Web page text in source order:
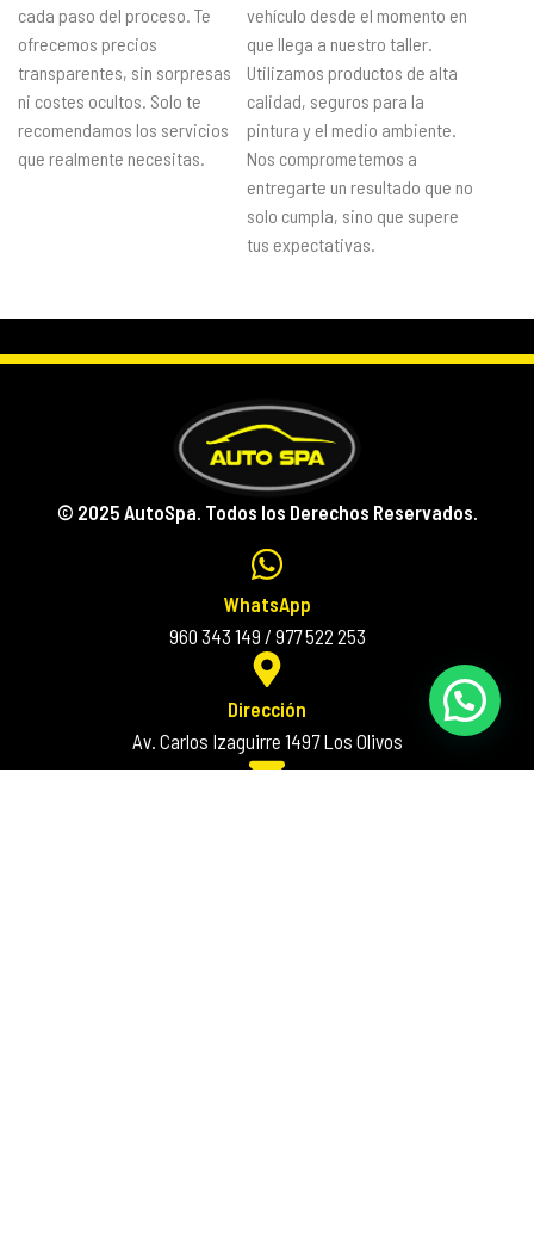
cada paso del proceso. Te
ofrecemos precios
transparentes, sin sorpresas
ni costes ocultos. Solo te
recomendamos los servicios
que realmente necesitas.
vehículo desde el momento en
que llega a nuestro taller.
Utilizamos productos de alta
calidad, seguros para la
pintura y el medio ambiente.
Nos comprometemos a
entregarte un resultado que no
solo cumpla, sino que supere
tus expectativas.
© 2025 AutoSpa. Todos los Derechos Reservados.
WhatsApp
960 343 149 / 977 522 253
Dirección
Av. Carlos Izaguirre 1497 Los Olivos